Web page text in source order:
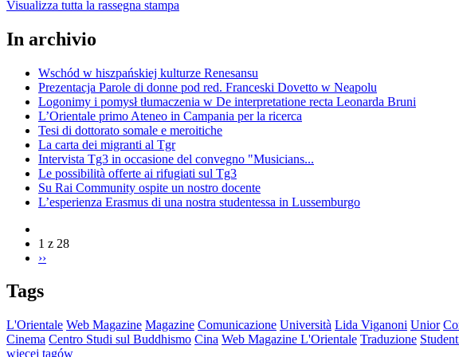
Visualizza tutta la rassegna stampa
In archivio
Wschód w hiszpańskiej kulturze Renesansu
Prezentacja Parole di donne pod red. Franceski Dovetto w Neapolu
Logonimy i pomysł tłumaczenia w De interpretatione recta Leonarda Bruni
L’Orientale primo Ateneo in Campania per la ricerca
Tesi di dottorato somale e meroitiche
La carta dei migranti al Tgr
Intervista Tg3 in occasione del convegno "Musicians...
Le possibilità offerte ai rifugiati sul Tg3
Su Rai Community ospite un nostro docente
L’esperienza Erasmus di una nostra studentessa in Lussemburgo
1 z 28
››
Tags
L'Orientale Web Magazine Magazine Comunicazione Università Lida Viganoni Unior
Cinema Centro Studi sul Buddhismo Cina Web Magazine L'Orientale Traduzione
więcej tagów